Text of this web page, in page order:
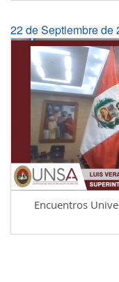
22 de Septiembre de
Encuentros